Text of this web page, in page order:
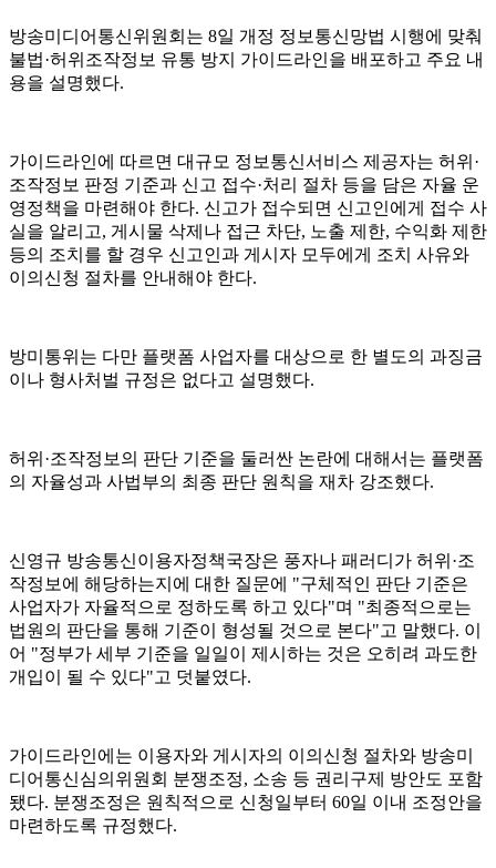
방송미디어통신위원회는 8일 개정 정보통신망법 시행에 맞춰
불법·허위조작정보 유통 방지 가이드라인을 배포하고 주요 내
용을 설명했다.
가이드라인에 따르면 대규모 정보통신서비스 제공자는 허위·
조작정보 판정 기준과 신고 접수·처리 절차 등을 담은 자율 운
영정책을 마련해야 한다. 신고가 접수되면 신고인에게 접수 사
실을 알리고, 게시물 삭제나 접근 차단, 노출 제한, 수익화 제한
등의 조치를 할 경우 신고인과 게시자 모두에게 조치 사유와
이의신청 절차를 안내해야 한다.
방미통위는 다만 플랫폼 사업자를 대상으로 한 별도의 과징금
이나 형사처벌 규정은 없다고 설명했다.
허위·조작정보의 판단 기준을 둘러싼 논란에 대해서는 플랫폼
의 자율성과 사법부의 최종 판단 원칙을 재차 강조했다.
신영규 방송통신이용자정책국장은 풍자나 패러디가 허위·조
작정보에 해당하는지에 대한 질문에 "구체적인 판단 기준은
사업자가 자율적으로 정하도록 하고 있다"며 "최종적으로는
법원의 판단을 통해 기준이 형성될 것으로 본다"고 말했다. 이
어 "정부가 세부 기준을 일일이 제시하는 것은 오히려 과도한
개입이 될 수 있다"고 덧붙였다.
가이드라인에는 이용자와 게시자의 이의신청 절차와 방송미
디어통신심의위원회 분쟁조정, 소송 등 권리구제 방안도 포함
됐다. 분쟁조정은 원칙적으로 신청일부터 60일 이내 조정안을
마련하도록 규정했다.